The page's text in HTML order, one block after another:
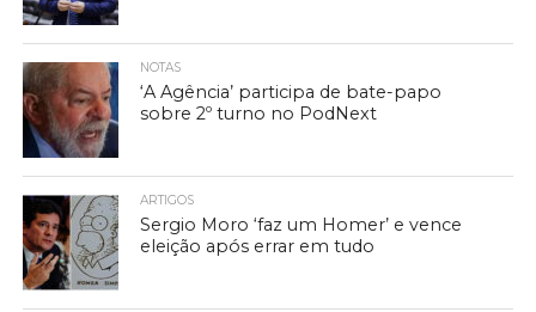
NOTAS
‘A Agência’ participa de bate-papo
sobre 2º turno no PodNext
ARTIGOS
Sergio Moro ‘faz um Homer’ e vence
eleição após errar em tudo